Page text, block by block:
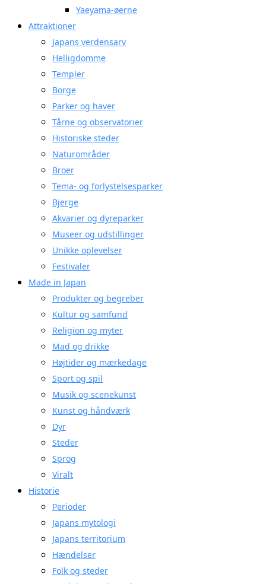
Yaeyama-øerne
Attraktioner
Japans verdensarv
Helligdomme
Templer
Borge
Parker og haver
Tårne og observatorier
Historiske steder
Naturområder
Broer
Tema- og forlystelsesparker
Bjerge
Akvarier og dyreparker
Museer og udstillinger
Unikke oplevelser
Festivaler
Made in Japan
Produkter og begreber
Kultur og samfund
Religion og myter
Mad og drikke
Højtider og mærkedage
Sport og spil
Musik og scenekunst
Kunst og håndværk
Dyr
Steder
Sprog
Viralt
Historie
Perioder
Japans mytologi
Japans territorium
Hændelser
Folk og steder